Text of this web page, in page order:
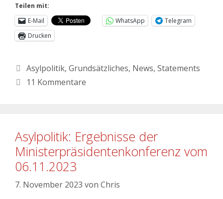
Teilen mit:
E-Mail
WhatsApp
Telegram
Drucken
Asylpolitik, Grundsätzliches, News, Statements
11 Kommentare
Asylpolitik: Ergebnisse der
Ministerpräsidentenkonferenz vom
06.11.2023
7. November 2023 von Chris